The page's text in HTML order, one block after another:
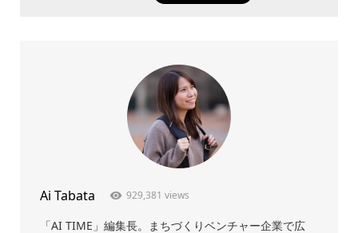
Ai Tabata 929,381 views
「AI TIME」編集長。まちづくりベンチャー企業で広